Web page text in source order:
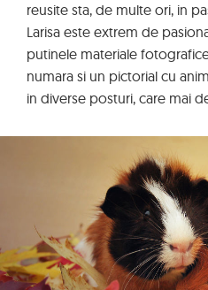
reusite sta, de multe ori, in
Larisa este extrem de
putinele materiale
numara si un pictorial cu
in diverse posturi, care mai